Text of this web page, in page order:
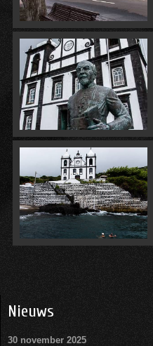
Nieuws
30 november 2025